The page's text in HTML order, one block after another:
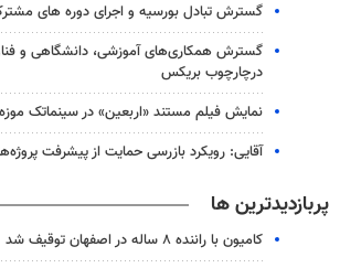
گسترش تبادل بورسیه و اجرای دوره های
گسترش همکاری‌های آموزشی، دانشگاهی و
درچارچوب بریکس
نمایش فیلم مستند «اربعین» در سینماتک
آقایی: رویکرد بازرسی حمایت از پیشرفت
پربازدیدترین ها
کامیون با راننده ۸ ساله در اصفهان توقیف شد